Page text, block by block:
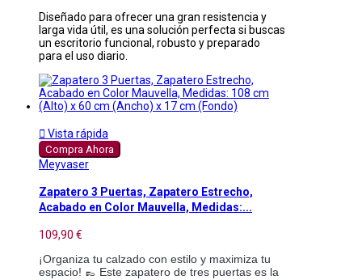
Diseñado para ofrecer una gran resistencia y
larga vida útil, es una solución perfecta si buscas
un escritorio funcional, robusto y preparado
para el uso diario.
 Vista rápida
Compra Ahora
Meyvaser
Zapatero 3 Puertas, Zapatero Estrecho,
Acabado en Color Mauvella, Medidas:...
109,90 €
¡Organiza tu calzado con estilo y maximiza tu
espacio! 👞 Este zapatero de tres puertas es la